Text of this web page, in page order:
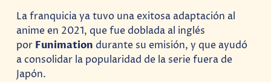
La franquicia ya tuvo una exitosa adaptación al
anime en 2021, que fue doblada al inglés
por Funimation durante su emisión, y que ayudó
a consolidar la popularidad de la serie fuera de
Japón.